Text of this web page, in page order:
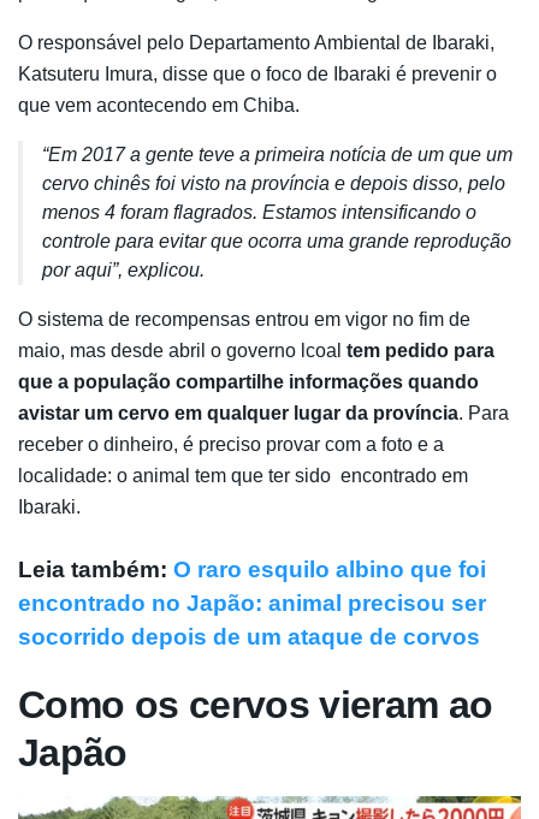
O responsável pelo Departamento Ambiental de Ibaraki,
Katsuteru Imura, disse que o foco de Ibaraki é prevenir o
que vem acontecendo em Chiba.
“Em 2017 a gente teve a primeira notícia de um que um
cervo chinês foi visto na província e depois disso, pelo
menos 4 foram flagrados. Estamos intensificando o
controle para evitar que ocorra uma grande reprodução
por aqui”, explicou.
O sistema de recompensas entrou em vigor no fim de
maio, mas desde abril o governo lcoal tem pedido para
que a população compartilhe informações quando
avistar um cervo em qualquer lugar da província. Para
receber o dinheiro, é preciso provar com a foto e a
localidade: o animal tem que ter sido encontrado em
Ibaraki.
Leia também: O raro esquilo albino que foi
encontrado no Japão: animal precisou ser
socorrido depois de um ataque de corvos
Como os cervos vieram ao
Japão